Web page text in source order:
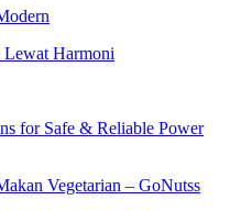
Harmoni
for Safe & Reliable Power
Vegetarian – GoNutss